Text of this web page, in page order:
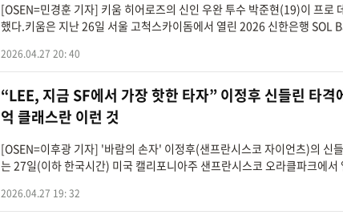
[OSEN=민경훈 기자] 키움 히어로즈의 신인 우완 투수 박준현(19)이 프로
했다.키움은 지난 26일 서울 고척스카이돔에서 열린 2026 신한은행 SOL
2026.04.27 20: 40
“LEE, 지금 SF에서 가장 핫한 타자” 이정후 신들린 타
억 클래스란 이런 것
[OSEN=이후광 기자] '바람의 손자' 이정후(샌프란시스코 자이언츠)의 신
는 27일(이하 한국시간) 미국 캘리포니아주 샌프란시스코 오라클파크에
2026.04.27 19: 32